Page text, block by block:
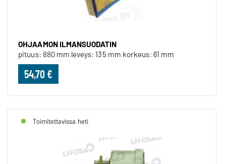
OHJAAMON ILMANSUODATIN
pituus: 880 mm leveys: 135 mm korkeus: 61 mm
54,70 €
Toimitettavissa heti